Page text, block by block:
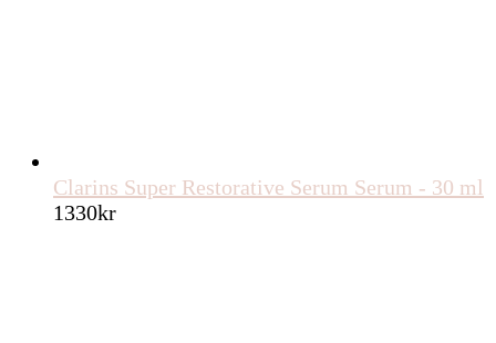
Clarins Super Restorative Serum Serum - 30 ml
1330kr